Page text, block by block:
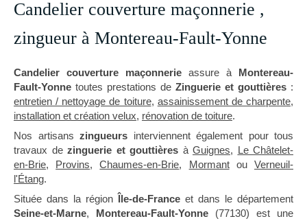
Candelier couverture maçonnerie ,
zingueur à Montereau-Fault-Yonne
Candelier couverture maçonnerie assure à Montereau-
Fault-Yonne toutes prestations de Zinguerie et gouttières :
entretien / nettoyage de toiture, assainissement de charpente,
installation et création velux, rénovation de toiture.
Nos artisans zingueurs interviennent également pour tous
travaux de zinguerie et gouttières à Guignes, Le Châtelet-
en-Brie, Provins,Chaumes-en-Brie, MormantouVerneuil-
l'Étang.
Située dans la région Île-de-France et dans le département
Seine-et-Marne, Montereau-Fault-Yonne (77130) est une